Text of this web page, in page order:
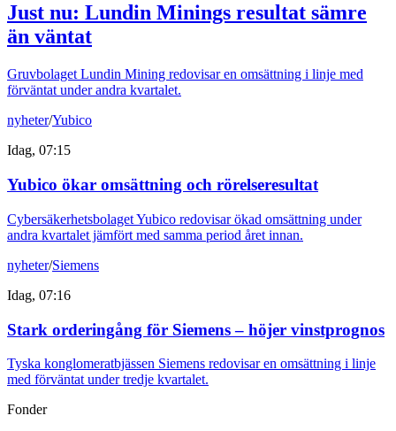
Just nu: Lundin Minings resultat sämre
än väntat
Gruvbolaget Lundin Mining redovisar en omsättning i linje med
förväntat under andra kvartalet.
nyheter/Yubico
Idag, 07:15
Yubico ökar omsättning och rörelseresultat
Cybersäkerhetsbolaget Yubico redovisar ökad omsättning under
andra kvartalet jämfört med samma period året innan.
nyheter/Siemens
Idag, 07:16
Stark orderingång för Siemens – höjer vinstprognos
Tyska konglomeratbjässen Siemens redovisar en omsättning i linje
med förväntat under tredje kvartalet.
Fonder